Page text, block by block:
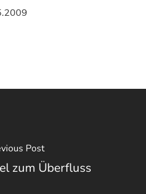
Post
zum Überfluss